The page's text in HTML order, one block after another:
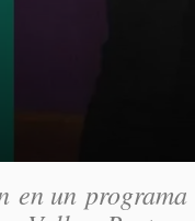
en un programa